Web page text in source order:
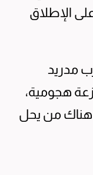
الإطلاق
مدريد
هجومية،
هناك من يحل